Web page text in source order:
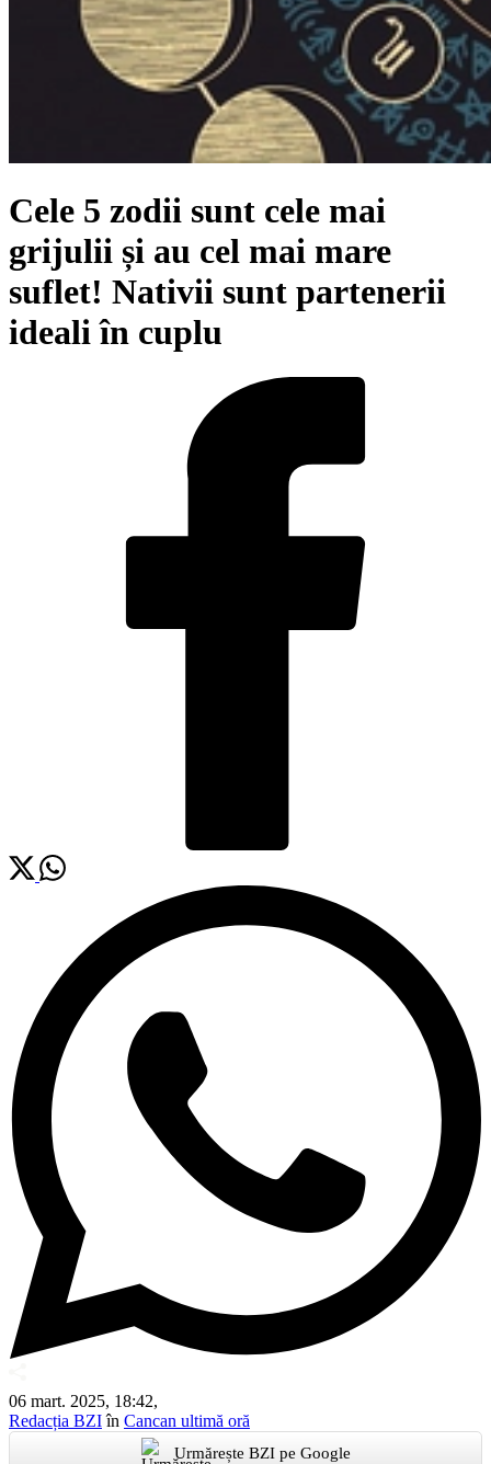
Cele 5 zodii sunt cele mai
grijulii și au cel mai mare
suflet! Nativii sunt partenerii
ideali în cuplu
06 mart. 2025, 18:42,
Redacția BZIîn Cancan ultimă oră
Urmărește BZI pe Google